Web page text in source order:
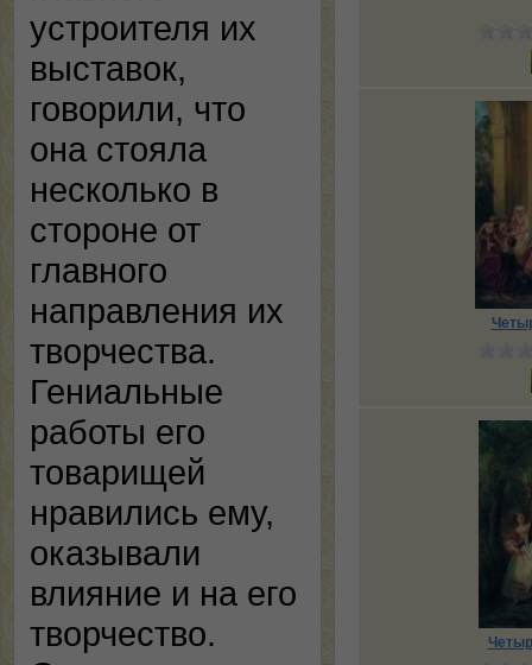
устроителя их
выставок,
говорили, что
она стояла
несколько в
стороне от
главного
направления их
творчества.
Гениальные
работы его
товарищей
нравились ему,
оказывали
влияние и на его
творчество.